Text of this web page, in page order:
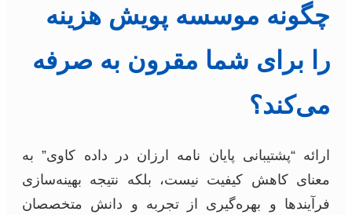
چگونه موسسه پویش هزینه
را برای شما مقرون به صرفه
می‌کند؟
ارائه “پشتیبانی پایان نامه ارزان در داده کاوی” به
معنای کاهش کیفیت نیست، بلکه نتیجه بهینه‌سازی
فرآیندها و بهره‌گیری از تجربه و دانش متخصصان